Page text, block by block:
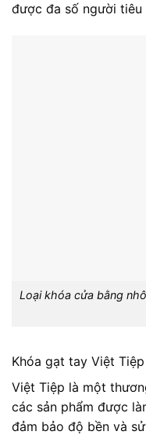
được đa số người tiêu
Loại khóa cửa bằng
Khóa gạt tay Việt Tiệp
Việt Tiệp là một
các sản phẩm được
đảm bảo độ bền và